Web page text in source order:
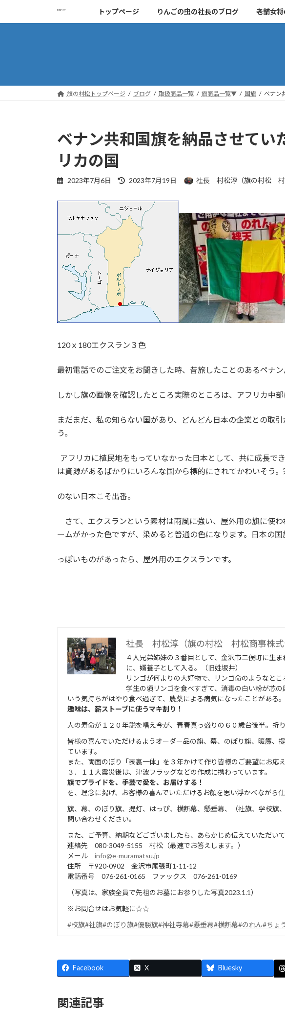
キ
に
トップページ りんごの虫の社長のブログ 老舗女
旗の村松トップページ ブログ 取扱商品一覧 旗商品一覧▼ 国旗 ベナン
ベナン共和国旗を納品させてい
リカの国
2023年7月6日
最
更
新
日
2023年7月19日 社長 村松淳（旗の村松 村
120ｘ180エクスラン３色
最初電話でのご注文をお聞きした時、昔旅したことのあるペナ
しかし旗の画像を確認したところ実際のところは、アフリカ中部
まだまだ、私の知らない国があり、どんどん日本の企業との取
う。
アフリカに植民地をもっていなかった日本として、共に成長で
は資源があるばかりにいろんな国から標的にされてかわいそう
のない日本こそ出番。
さて、エクスランという素材は雨風に強い、屋外用の旗に使わ
ームがかった色ですが、染めると普通の色になります。日本の
っぽいものがあったら、屋外用のエクスランです。
社長 村松淳（旗の村松 村松商事株式
４人兄弟姉妹の３番目として、金沢市二俣町に生
に、婿養子として入る。（旧姓坂井）
リンゴが何よりの大好物で、リンゴ命のようなとこ
学生の頃リンゴを食べすぎて、消毒の白い粉が芯
いう気持ちがはやり食べ過ぎて、農薬による病気になったことがある。
趣味は、薪ストーブに使うマキ割り！
人の寿命が１２０年説を唱え今が、青春真っ盛りの６０歳台後半。折
皆様の喜んでいただけるようオーダー品の旗、幕、のぼり旗、暖簾、
ています。
また、両面のぼり「表裏一体」を３年かけて作り皆様のご要望にお応え
３．１１大震災後は、津波フラッグなどの作成に携わっています。
旗でプライドを、手芸で愛を、お届けする！
を、理念に掲げ、お客様の喜んでいただけるお顔を思い浮かべながら仕
旗、幕、のぼり旗、提灯、はっぴ、横断幕、懸垂幕、（社旗、学校旗
問い合わせください。
また、ご予算、納期などございましたら、あらかじめ伝えていただい
連絡先 080-3049-5155 村松（最速でお答えします。）
メール info@e-muramatsu.jp
住所 〒920-0902 金沢市尾張町1-11-12
電話番号 076-261-0165 ファックス 076-261-0169
（写真は、家族全員で先祖のお墓にお参りした写真2023.1.1）
※お問合せはお気軽に☆☆
#校旗#社旗#のぼり旗#優勝旗#神社寺幕#懸垂幕#横断幕#のれん#ちょ
Facebook X Bluesky
関連記事